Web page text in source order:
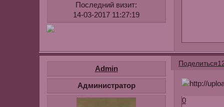
Последний визит:
14-03-2017 11:27:19
Поделиться
Admin
Администратор
0